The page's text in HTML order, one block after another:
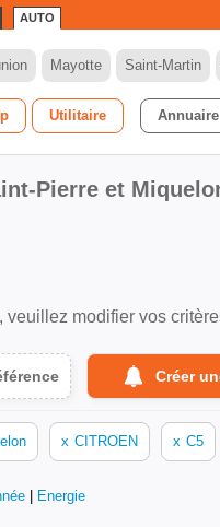
AUTO
Mayotte Saint-Martin
Utilitaire Annuaire
Pierre et
veuillez modifier vos
Créer
x CITROEN x C5
Energie